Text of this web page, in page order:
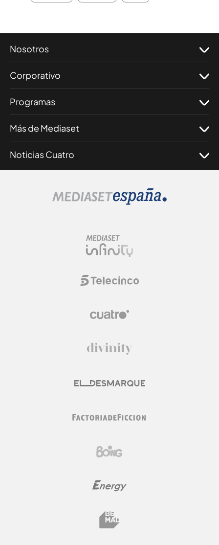
Nosotros
Corporativo
Programas
Más de Mediaset
Noticias Cuatro